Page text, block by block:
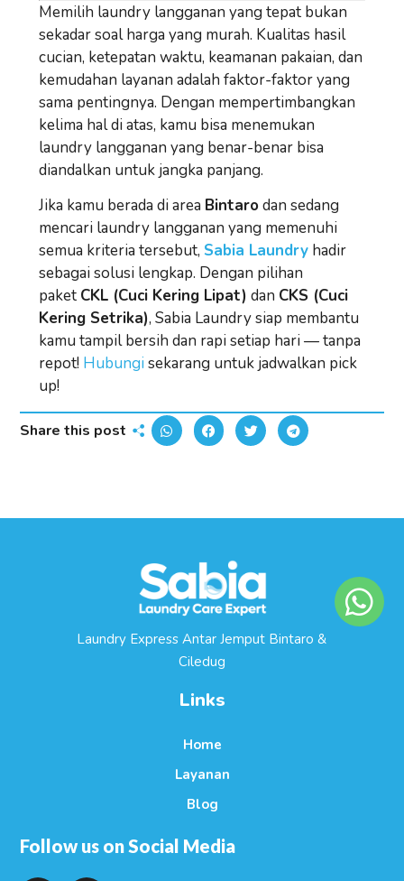
Memilih laundry langganan yang tepat bukan
sekadar soal harga yang murah. Kualitas hasil
cucian, ketepatan waktu, keamanan pakaian, dan
kemudahan layanan adalah faktor-faktor yang
sama pentingnya. Dengan mempertimbangkan
kelima hal di atas, kamu bisa menemukan
laundry langganan yang benar-benar bisa
diandalkan untuk jangka panjang.
Jika kamu berada di area Bintarodan sedang
mencari laundry langganan yang memenuhi
semua kriteria tersebut, Sabia Laundryhadir
sebagai solusi lengkap. Dengan pilihan
paket CKL (Cuci Kering Lipat) dan CKS (Cuci
Kering Setrika), Sabia Laundry siap membantu
kamu tampil bersih dan rapi setiap hari — tanpa
repot! Hubungisekarang untuk jadwalkan pick
up!
Share this post
Laundry Express Antar Jemput Bintaro &
Ciledug
Links
Home
Layanan
Blog
Follow us on Social Media